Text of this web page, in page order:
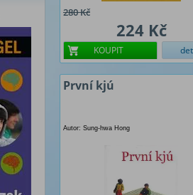
280 Kč
224 Kč
KOUPIT
První kjú
Autor: Sung-hwa Hong